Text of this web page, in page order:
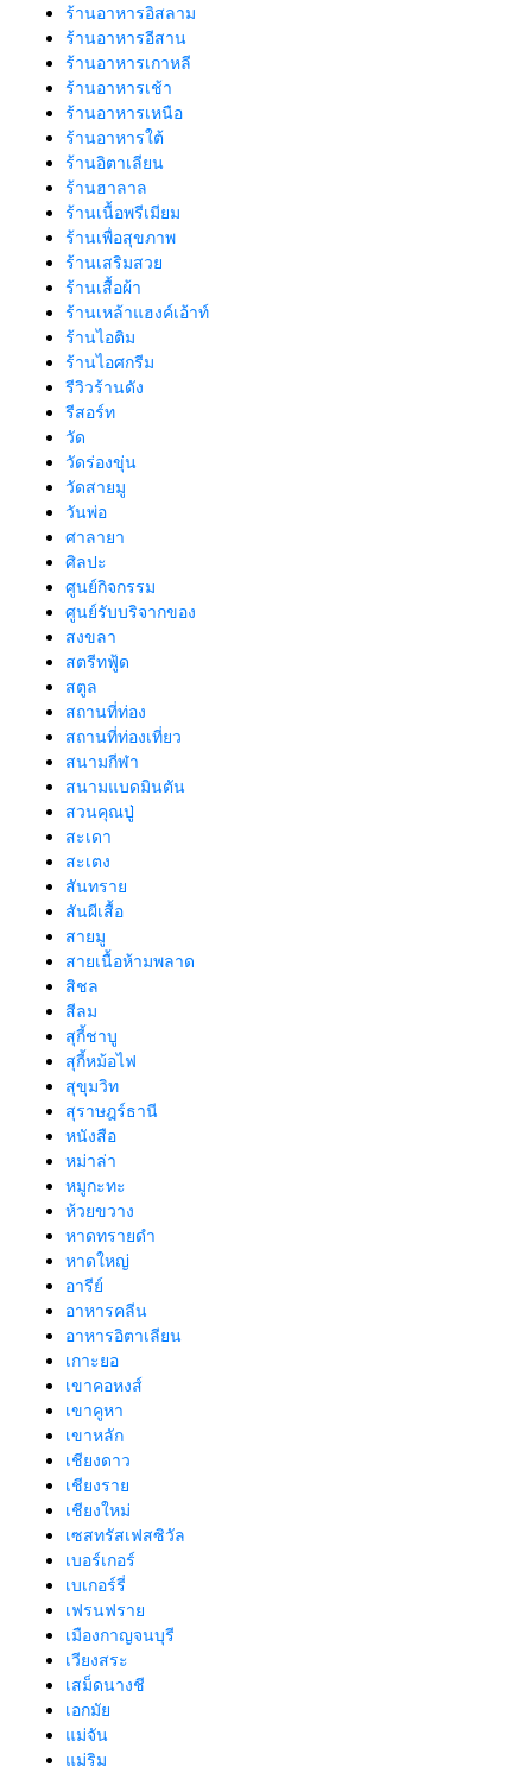
ร้านอาหารอิสลาม
ร้านอาหารอีสาน
ร้านอาหารเกาหลี
ร้านอาหารเช้า
ร้านอาหารเหนือ
ร้านอาหารใต้
ร้านอิตาเลียน
ร้านฮาลาล
ร้านเนื้อพรีเมียม
ร้านเพื่อสุขภาพ
ร้านเสริมสวย
ร้านเสื้อผ้า
ร้านเหล้าแฮงค์เอ้าท์
ร้านไอติม
ร้านไอศกรีม
รีวิวร้านดัง
รีสอร์ท
วัด
วัดร่องขุ่น
วัดสายมู
วันพ่อ
ศาลายา
ศิลปะ
ศูนย์กิจกรรม
ศูนย์รับบริจากของ
สงขลา
สตรีทฟู้ด
สตูล
สถานที่ท่อง
สถานที่ท่องเที่ยว
สนามกีฬา
สนามแบดมินตัน
สวนคุณปู่
สะเดา
สะเตง
สันทราย
สันผีเสื้อ
สายมู
สายเนื้อห้ามพลาด
สิชล
สีลม
สุกี้ชาบู
สุกี้หม้อไฟ
สุขุมวิท
สุราษฎร์ธานี
หนังสือ
หม่าล่า
หมูกะทะ
ห้วยขวาง
หาดทรายดำ
หาดใหญ่
อารีย์
อาหารคลีน
อาหารอิตาเลียน
เกาะยอ
เขาคอหงส์
เขาคูหา
เขาหลัก
เชียงดาว
เชียงราย
เชียงใหม่
เซสทรัสเฟสซิวัล
เบอร์เกอร์
เบเกอร์รี่
เฟรนฟราย
เมืองกาญจนบุรี
เวียงสระ
เสม็ดนางชี
เอกมัย
แม่จัน
แม่ริม